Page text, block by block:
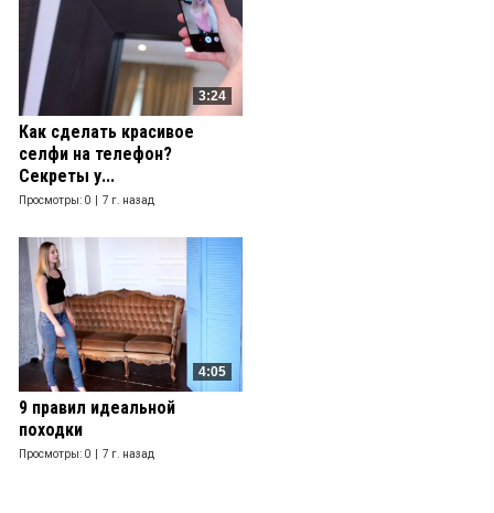
3:24
Как сделать красивое
селфи на телефон?
Секреты у...
Просмотры: 0 | 7 г. назад
4:05
9 правил идеальной
походки
Просмотры: 0 | 7 г. назад